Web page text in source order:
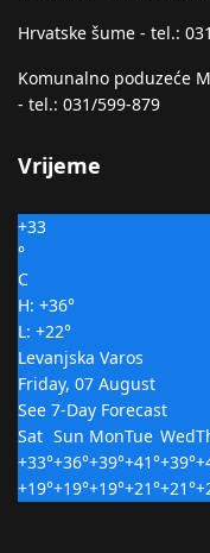
Hrvatske šume - tel.:
Komunalno poduzeće
- tel.: 031/599-879
Vrijeme
+33
°
C
H: +36°
L: +22°
Levanjska Varos
Friday, 07 August
See 7-Day Forecast
Sat Sun MonTue Wed
+33°+36°+39°+41°+39°+
+19°+19°+19°+21°+21°+